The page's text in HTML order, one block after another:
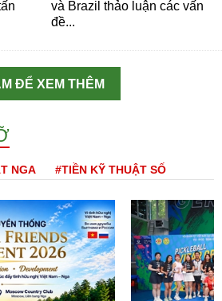
và Brazil thảo luận các vấn
đề...
ĐỂ XEM THÊM
NGA #TIỀN KỸ THUẬT SỐ